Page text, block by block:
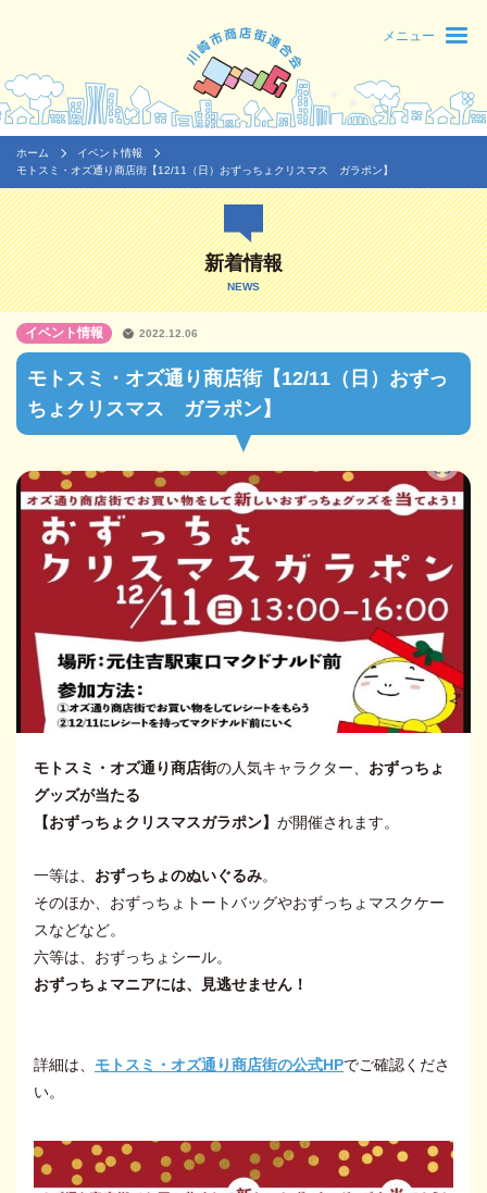
メニュー
ホーム
イベント情報
モトスミ・オズ通り商店街【12/11（日）おずっちょクリスマス ガラポン】
新着情報
NEWS
モトスミ・オズ通り商店街【12/11（日）おずっ
ちょクリスマス ガラポン】
イベント情報 2022.12.06
モトスミ・オズ通り商店街の人気キャラクター、 おずっちょ
グッズが当たる
【おずっちょクリスマスガラポン】 が開催されます。
一等は、 おずっちょのぬいぐるみ。
そのほか、おずっちょトートバッグやおずっちょマスクケー
スなどなど。
六等は、おずっちょシール。
おずっちょマニアには、見逃せません！
詳細は、 モトスミ・オズ通り商店街の公式HPでご確認くださ
い。